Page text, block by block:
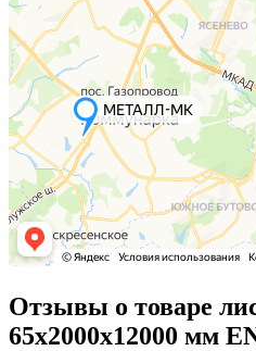
Отзывы о товаре
65х2000х12000 мм